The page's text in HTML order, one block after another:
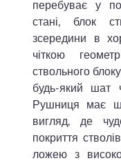
перебуває у
стані, блок
зсередини в
чіткою
ствольного
будь-який шат
Рушниця має
вигляд, де
покриття
ложею з